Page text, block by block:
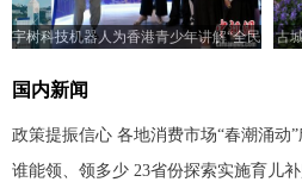
宇树科技机器人为香港青少年讲解“全民
古
国内新闻
政策提振信心 各地消费市场“春潮涌动
谁能领、领多少 23省份探索实施育儿